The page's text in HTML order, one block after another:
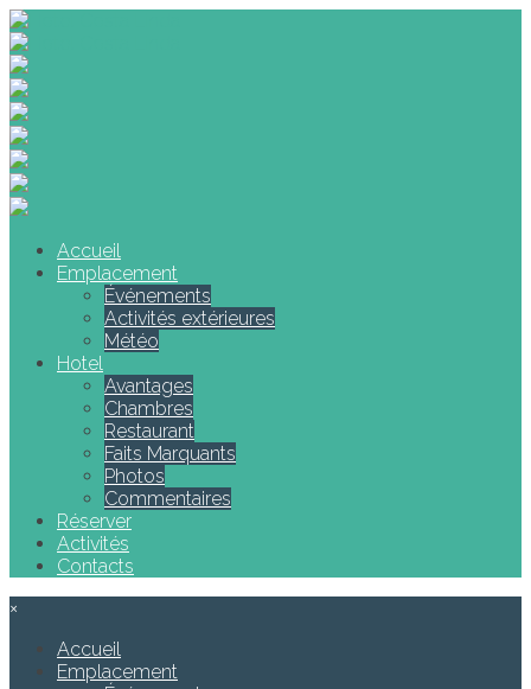
Accueil
Emplacement
Événements
Activités extérieures
Météo
Hotel
Avantages
Chambres
Restaurant
Faits Marquants
Photos
Commentaires
Réserver
Activités
Contacts
×
Accueil
Emplacement